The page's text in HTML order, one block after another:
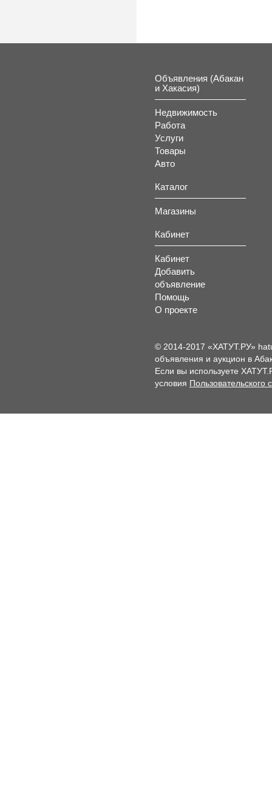
Объявления (Абакан
и Хакасия)
Недвижимость
Работа
Услуги
Товары
Авто
Каталог
Магазины
Кабинет
Кабинет
Добавить
объявление
Помощь
О проекте
© 2014-2017 «ХАТУТ.РУ»
объявления и аукцион в
Если вы используете
условия Пользовательского